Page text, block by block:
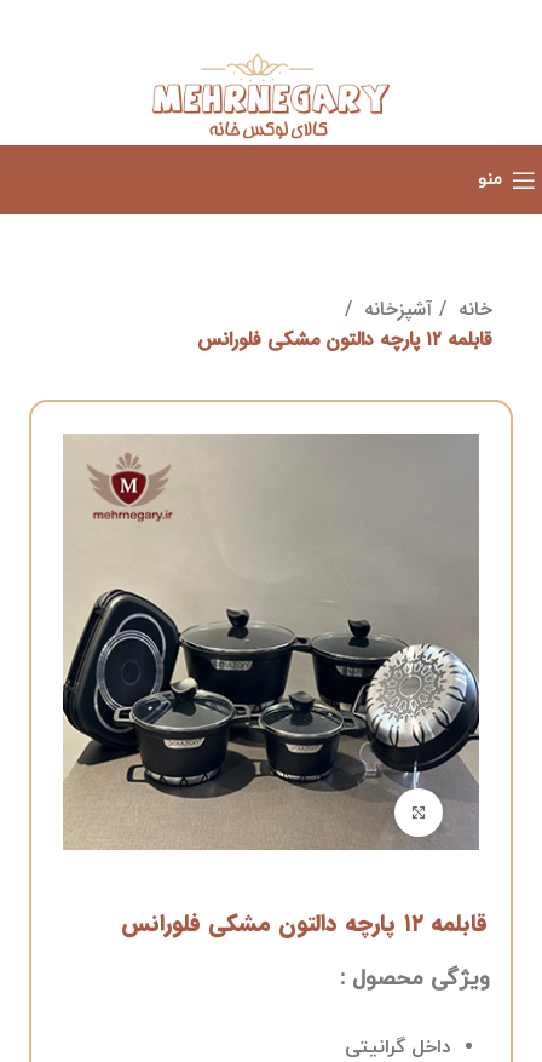
منو
خانه
آشپزخانه
قابلمه ۱۲ پارچه دالتون مشکی فلورانس
برای بزرگنمایی کلیک کنید
قابلمه ۱۲ پارچه دالتون مشکی فلورانس
ویژگی محصول :
داخل گرانیتی